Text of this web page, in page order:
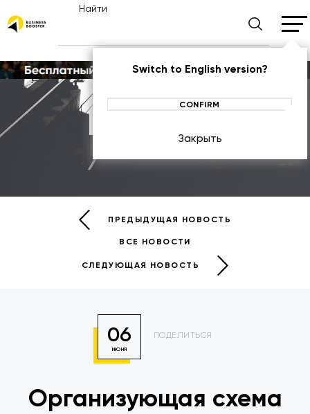
Найти
Switch to English version?
CONFIRM
Закрыть
Новости
ПРЕДЫДУЩАЯ НОВОСТЬ
ВСЕ НОВОСТИ
СЛЕДУЮЩАЯ НОВОСТЬ
06
ИЮНЯ
ПОДЕЛИТЬСЯ
Организующая схема